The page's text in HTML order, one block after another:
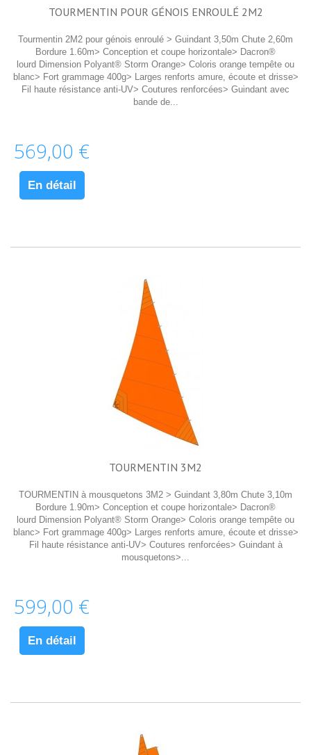
TOURMENTIN POUR GÉNOIS ENROULÉ 2M2
Tourmentin 2M2 pour génois enroulé > Guindant 3,50m Chute 2,60m
Bordure 1.60m> Conception et coupe horizontale> Dacron®
lourd Dimension Polyant® Storm Orange> Coloris orange tempête ou
blanc> Fort grammage 400g> Larges renforts amure, écoute et drisse>
Fil haute résistance anti-UV> Coutures renforcées> Guindant avec
bande de...
569,00 €
En détail
TOURMENTIN 3M2
TOURMENTIN à mousquetons 3M2 > Guindant 3,80m Chute 3,10m
Bordure 1.90m> Conception et coupe horizontale> Dacron®
lourd Dimension Polyant® Storm Orange> Coloris orange tempête ou
blanc> Fort grammage 400g> Larges renforts amure, écoute et drisse>
Fil haute résistance anti-UV> Coutures renforcées> Guindant à
mousquetons>...
599,00 €
En détail